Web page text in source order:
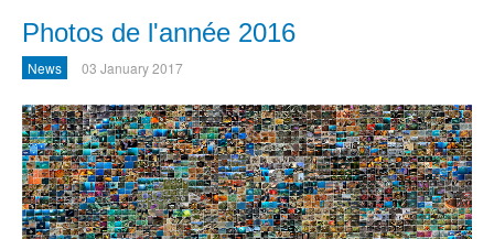
Photos de l'année 2016
News 03 January 2017